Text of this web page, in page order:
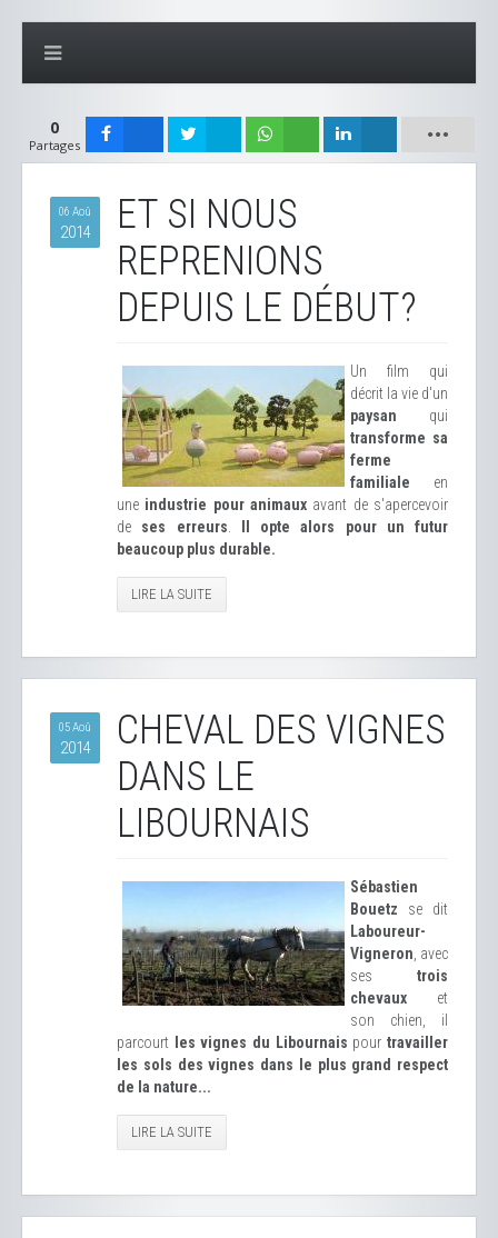
0
Partages
06 Aoû
2014
ET SI NOUS
REPRENIONS
DEPUIS LE DÉBUT?
Un film qui
décrit la vie d'un
paysan qui
transforme sa
ferme
familiale en
une industrie pour animaux avant de s'apercevoir
de ses erreurs
Il opte alors pour un futur
beaucoup plus durable.
LIRE LA SUITE
05 Aoû
2014
CHEVAL DES VIGNES
DANS LE
LIBOURNAIS
Sébastien
Bouetz se dit
Laboureur-
Vigneron , avec
ses trois
chevaux et
son chien, il
parcourt
les vignes du Libournais pourtravailler
les sols des vignes dans le plus grand respect
de la nature...
LIRE LA SUITE